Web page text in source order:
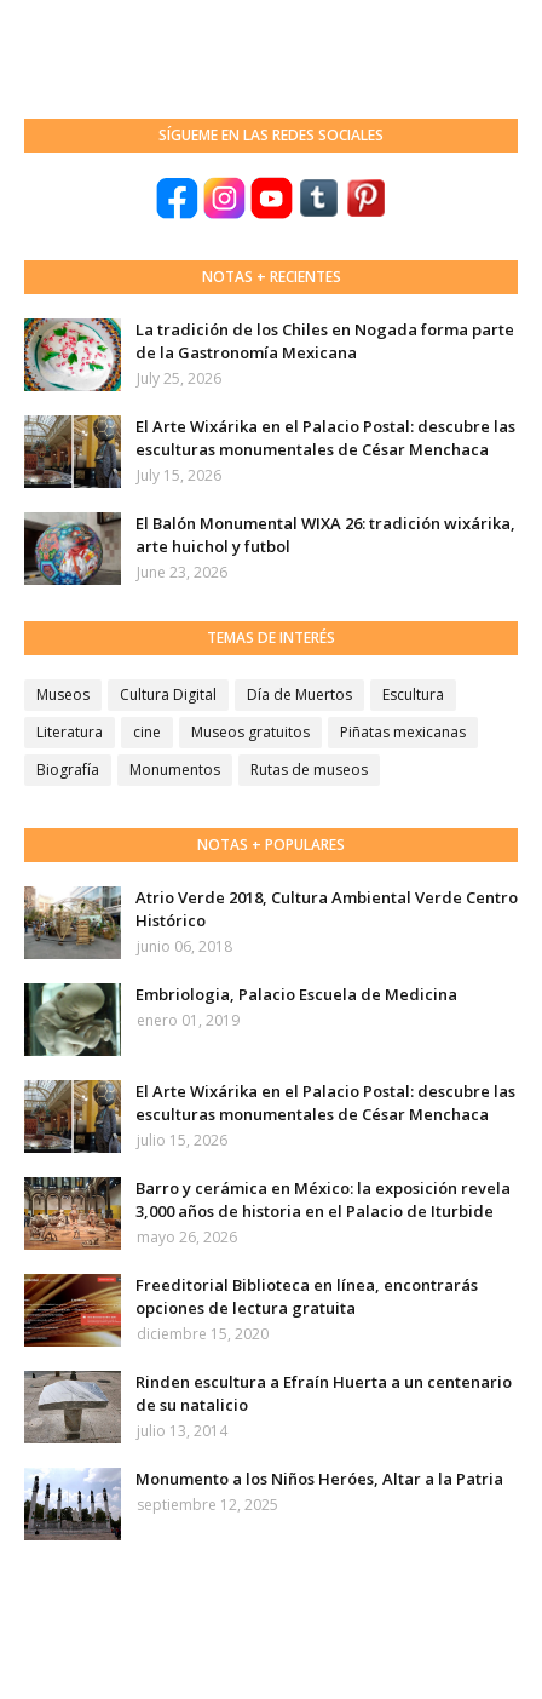
SÍGUEME EN LAS REDES SOCIALES
NOTAS + RECIENTES
La tradición de los Chiles en Nogada forma parte
de la Gastronomía Mexicana
July 25, 2026
El Arte Wixárika en el Palacio Postal: descubre las
esculturas monumentales de César Menchaca
July 15, 2026
El Balón Monumental WIXA 26: tradición wixárika,
arte huichol y futbol
June 23, 2026
TEMAS DE INTERÉS
Museos Cultura Digital Día de Muertos
Escultura
Literatura
cine Museos gratuitos
Piñatas mexicanas
Biografía
Monumentos Rutas de museos
NOTAS + POPULARES
Atrio Verde 2018, Cultura Ambiental Verde Centro
Histórico
junio 06, 2018
Embriologia, Palacio Escuela de Medicina
enero 01, 2019
El Arte Wixárika en el Palacio Postal: descubre las
esculturas monumentales de César Menchaca
julio 15, 2026
Barro y cerámica en México: la exposición revela
3,000 años de historia en el Palacio de Iturbide
mayo 26, 2026
Freeditorial Biblioteca en línea, encontrarás
opciones de lectura gratuita
diciembre 15, 2020
Rinden escultura a Efraín Huerta a un centenario
de su natalicio
julio 13, 2014
Monumento a los Niños Heróes, Altar a la Patria
septiembre 12, 2025